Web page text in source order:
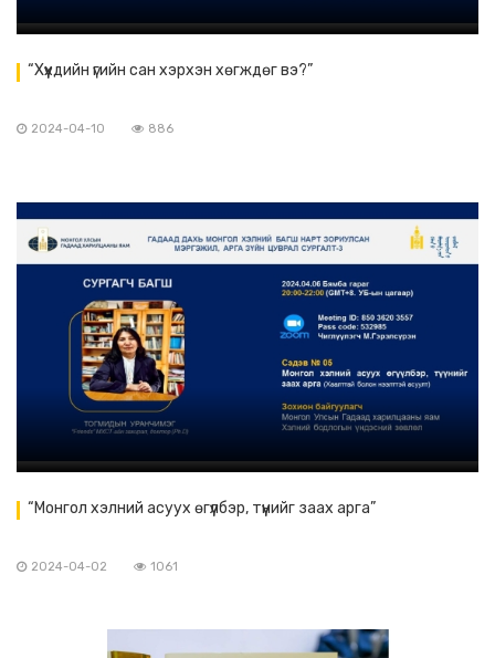
“Хүүхдийн үгийн сан хэрхэн хөгждөг вэ?”
2024-04-10 886
“Монгол хэлний асуух өгүүлбэр, түүнийг заах арга”
2024-04-02 1061